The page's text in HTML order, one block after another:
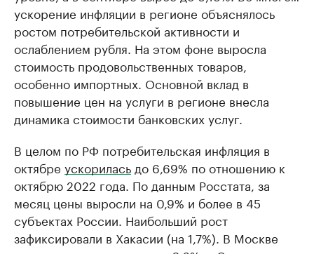
ускорение инфляции в регионе объяснялось
ростом потребительской активности и
ослаблением рубля. На этом фоне выросла
стоимость продовольственных товаров,
особенно импортных. Основной вклад в
повышение цен на услуги в регионе внесла
динамика стоимости банковских услуг.
В целом по РФ потребительская инфляция в
октябре ускорилась до 6,69% по отношению к
октябрю 2022 года. По данным Росстата, за
месяц цены выросли на 0,9% и более в 45
субъектах России. Наибольший рост
зафиксировали в Хакасии (на 1,7%). В Москве